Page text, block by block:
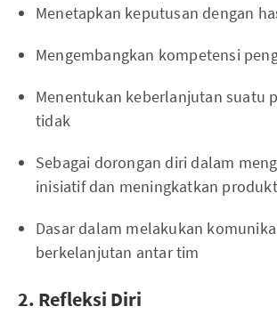
Menetapkan keputusan dengan
Mengembangkan kompetensi
Menentukan keberlanjutan suatu
tidak
Sebagai dorongan diri dalam
inisiatif dan meningkatkan
Dasar dalam melakukan
berkelanjutan antar tim
2. Refleksi Diri